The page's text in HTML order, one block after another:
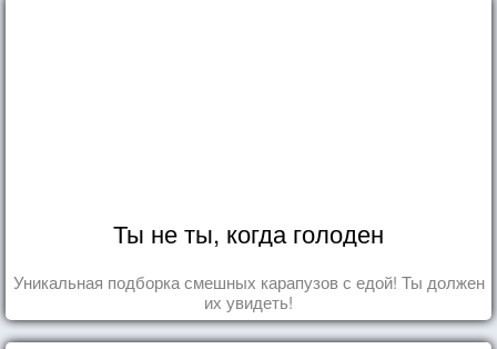
Ты не ты, когда голоден
Уникальная подборка смешных карапузов с едой! Ты должен
их увидеть!